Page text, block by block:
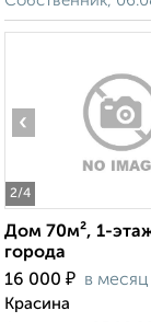
2/4
‹
Дом 70м², 1-
города
16 000 ₽ в месяц
Красина